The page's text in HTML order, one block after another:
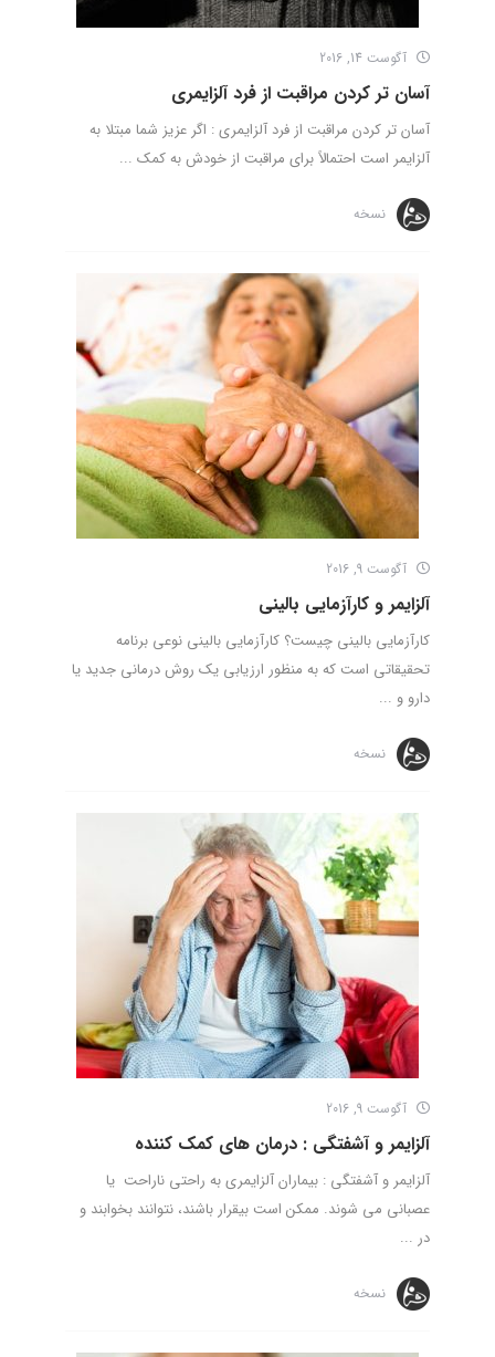
آگوست 14, 2016
آسان تر کردن مراقبت از فرد آلزایمری
آسان تر کردن مراقبت از فرد آلزایمری : اگر عزیز شما مبتلا به
آلزایمر است احتمالاً برای مراقبت از خودش به کمک ...
نسخه
آگوست 9, 2016
آلزایمر و کارآزمایی بالینی
کارآزمایی بالینی چیست؟ کارآزمایی بالینی نوعی برنامه
تحقیقاتی است که به منظور ارزیابی یک روش درمانی جدید یا
دارو و ...
نسخه
آگوست 9, 2016
آلزایمر و آشفتگی : درمان ­های کمک ­کننده
آلزایمر و آشفتگی : بیماران آلزایمری به راحتی ناراحت یا
عصبانی می ­شوند. ممکن است بی­قرار باشند، نتوانند بخوابند و
در ...
نسخه